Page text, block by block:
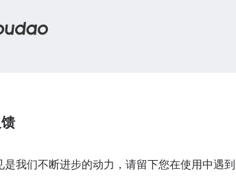
是我们不断进步的动力，请留下您在使用中遇到